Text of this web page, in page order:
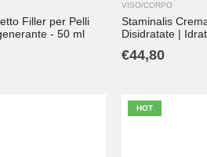
Filler per Pelli
- 50 ml
VISO/CORPO
Staminalis
Disidratate |
€44,80
HOT